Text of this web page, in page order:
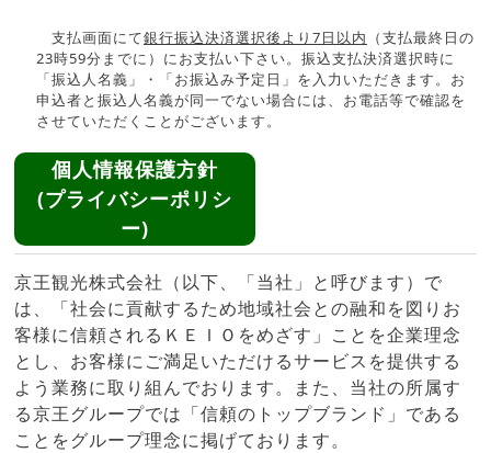
支払画面にて銀行振込決済選択後より7日以内 （支払最終日の
23時59分までに）にお支払い下さい。振込支払決済選択時に
「振込人名義」・「お振込み予定日」を入力いただきます。お
申込者と振込人名義が同一でない場合には、お電話等で確認を
させていただくことがございます。
個人情報保護方針
(プライバシーポリシ
ー)
京王観光株式会社（以下、「当社」と呼びます）で
は、「社会に貢献するため地域社会との融和を図りお
客様に信頼されるＫＥＩＯをめざす」ことを企業理念
とし、お客様にご満足いただけるサービスを提供する
よう業務に取り組んでおります。また、当社の所属す
る京王グループでは「信頼のトップブランド」である
ことをグループ理念に掲げております。